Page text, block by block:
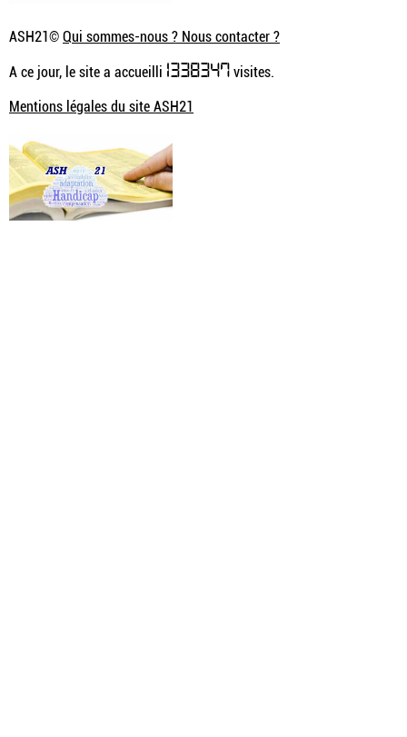
ASH21©Qui sommes-nous ? Nous contacter ?
A ce jour, le site a accueilli 1338347visites.
Mentions légales du site ASH21